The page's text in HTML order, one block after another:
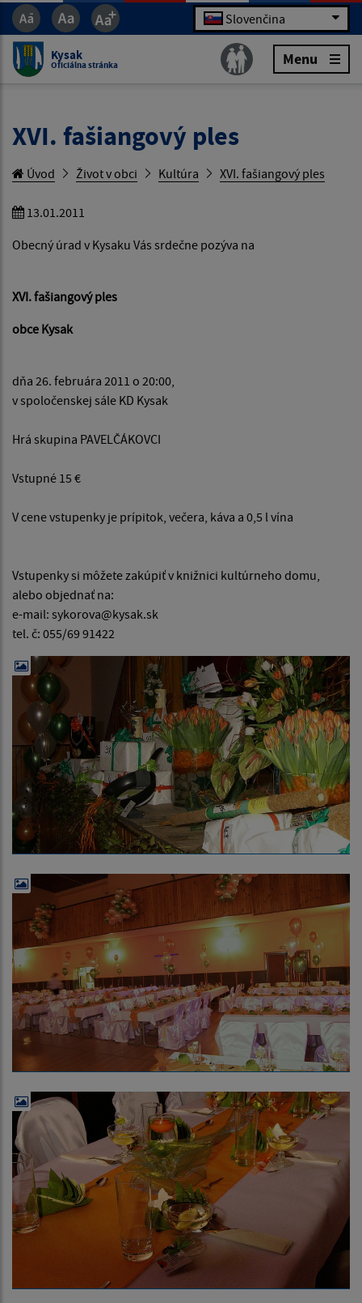
Slovenčina
Kysak
Oficiálna stránka Menu
XVI. fašiangový ples
Úvod Život v obci Kultúra XVI. fašiangový ples
13.01.2011
Obecný úrad v Kysaku Vás srdečne pozýva na
XVI. fašiangový ples
obce Kysak
dňa 26. februára 2011 o 20:00,
v spoločenskej sále KD Kysak
Hrá skupina PAVELČÁKOVCI
Vstupné 15 €
V cene vstupenky je prípitok, večera, káva a 0,5 l vína
Vstupenky si môžete zakúpiť v knižnici kultúrneho domu,
alebo objednať na:
e-mail: sykorova@kysak.sk
tel. č: 055/69 91422